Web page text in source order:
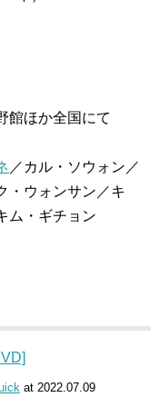
館ほか全国にて
／カル・ソウォン／
・ウォンサン／キ
ム・ギチョン
at 2022.07.09